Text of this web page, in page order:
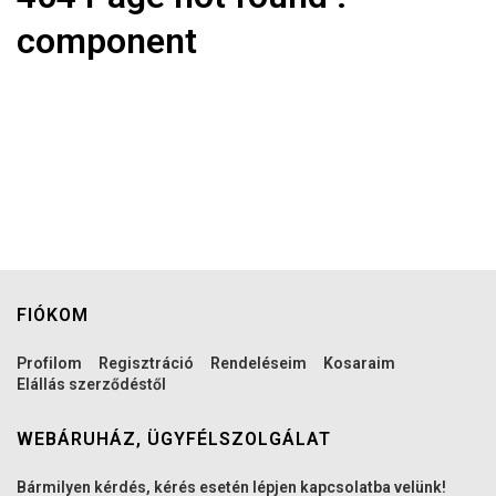
component
FIÓKOM
Profilom Regisztráció Rendeléseim
Kosaraim
Elállás szerződéstől
WEBÁRUHÁZ, ÜGYFÉLSZOLGÁLAT
Bármilyen kérdés, kérés esetén lépjen kapcsolatba velünk!